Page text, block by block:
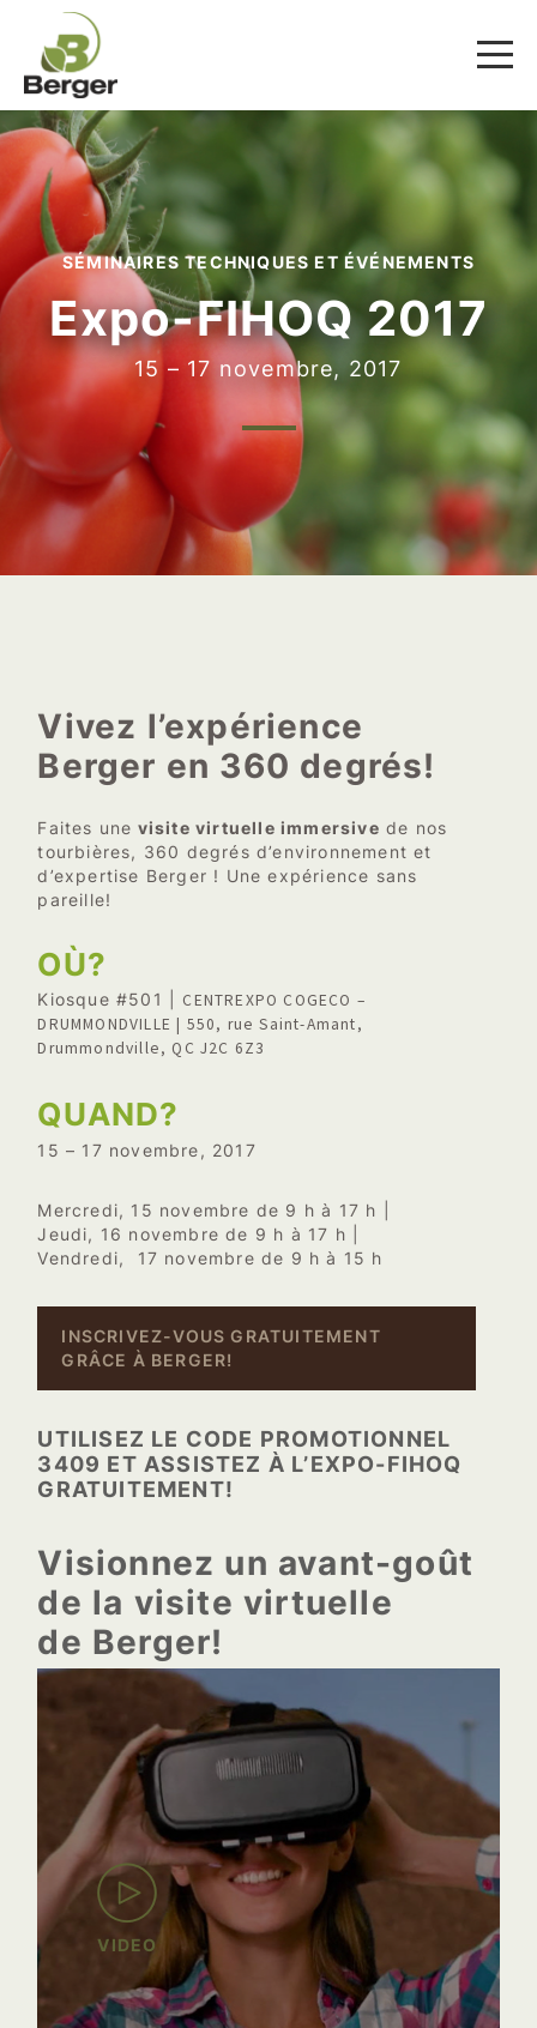
SÉMINAIRES TECHNIQUES ET ÉVÉNEMENTS
Expo-FIHOQ 2017
15 – 17 novembre, 2017
Vivez l’expérience
Berger en 360 degrés!
Faites une visite virtuelle immersive de nos
tourbières, 360 degrés d’environnement et
d’expertise Berger ! Une expérience sans
pareille!
OÙ?
Kiosque #501 | CENTREXPO COGECO –
DRUMMONDVILLE | 550, rue Saint-Amant,
Drummondville, QC J2C 6Z3
QUAND?
15 – 17 novembre, 2017
Mercredi, 15 novembre de 9 h à 17 h |
Jeudi, 16 novembre de 9 h à 17 h |
Vendredi, 17 novembre de 9 h à 15 h
INSCRIVEZ-VOUS GRATUITEMENT
GRÂCE À BERGER!
UTILISEZ LE CODE PROMOTIONNEL
3409 ET ASSISTEZ À L’EXPO-FIHOQ
GRATUITEMENT!
Visionnez un avant-goût
de la visite virtuelle
de Berger!
VIDEO